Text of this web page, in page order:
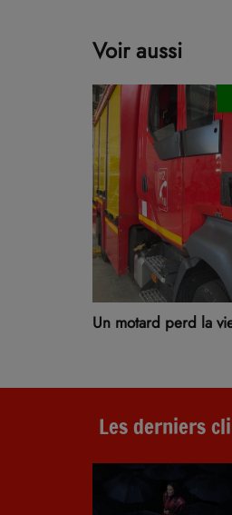
Voir aussi
Un motard perd la
Les derniers